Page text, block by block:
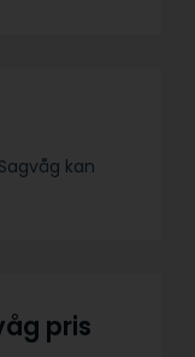
kan
pris